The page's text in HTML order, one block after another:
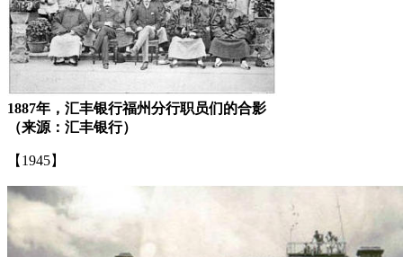
1887年，汇丰银行福州分行职员们的合影
（来源：汇丰银行）
【1945】